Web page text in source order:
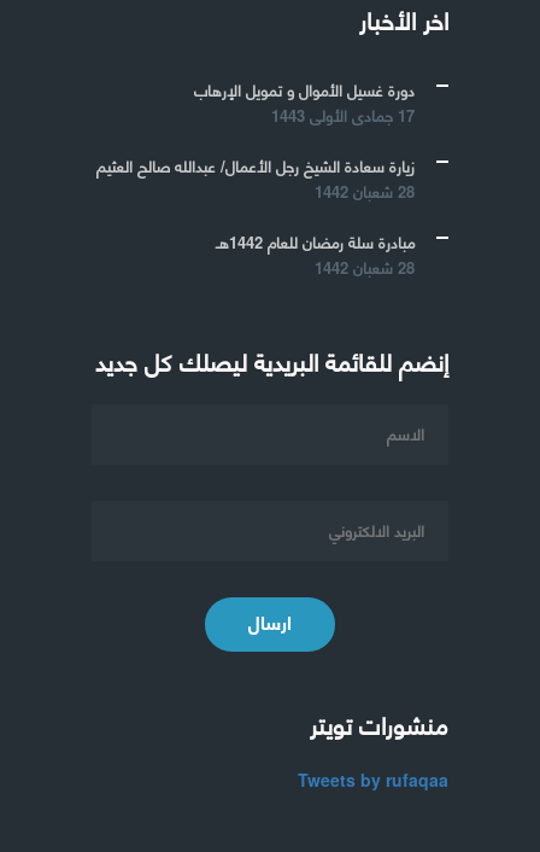
اخر الأخبار
دورة غسيل الأموال و تمويل الإرهاب
17 جمادى الأولى 1443
زيارة سعادة الشيخ رجل الأعمال/ عبدالله صالح العثيم
28 شعبان 1442
مبادرة سلة رمضان للعام 1442هـ
28 شعبان 1442
إنضم للقائمة البريدية ليصلك كل جديد
ارسال
منشورات تويتر
Tweets by rufaqaa